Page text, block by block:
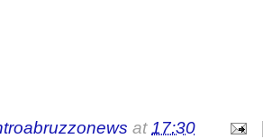
at17:30